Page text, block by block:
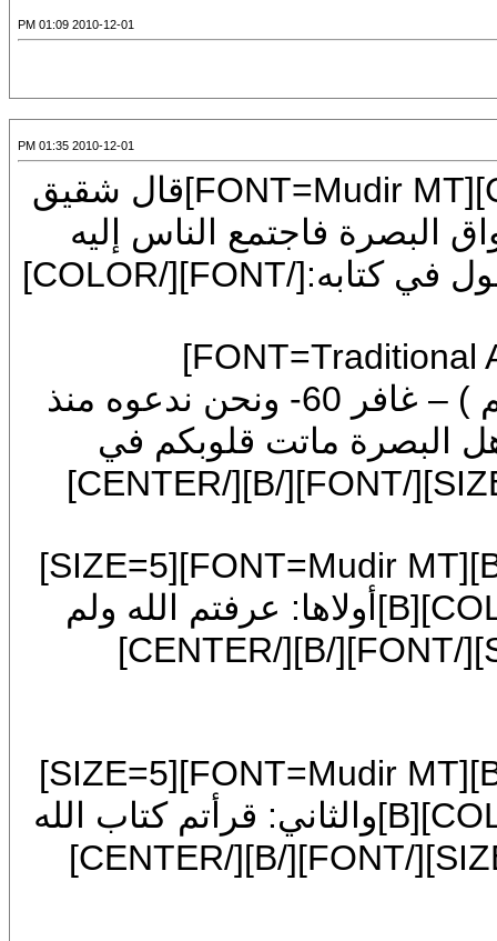
[CENTER][SIZE=5][COLOR=darkred][FONT=Mudir MT]قال شقيق
فاجتمع الناس إليه
فقالوا له : يا أبا إسحاق, إن الله تعالى يقول في كتابه:[/FONT][/COLOR]
[B][FONT=Mudir MT][SIZE=5][FONT=Traditional Arabic]
[COLOR=blue][B]( ادعوني أستجب لكم ) – غافر 60- ونحن ندعوه منذ
ماتت قلوبكم في
[COLOR=blue][/COLOR][CENTER][B][FONT=Mudir MT][SIZE=5]
[FONT=Traditional Arabic][COLOR=blue][B]أولاها: عرفتم الله ولم
[COLOR=blue][/COLOR][CENTER][B][FONT=Mudir MT][SIZE=5]
[FONT=Traditional Arabic][COLOR=blue][B]والثاني: قرأتم كتاب الله